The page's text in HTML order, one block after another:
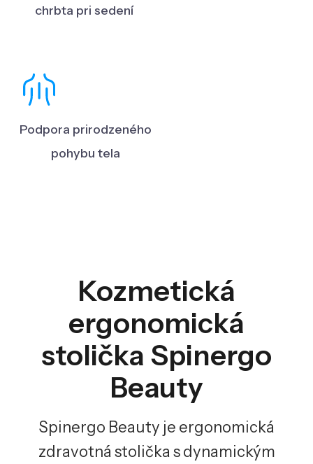
chrbta pri sedení
Podpora prirodzeného
pohybu tela
Kozmetická
ergonomická
stolička Spinergo
Beauty
Spinergo Beauty je ergonomická
zdravotná stolička s dynamickým